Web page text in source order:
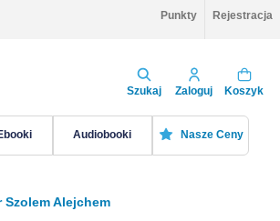
Punkty Rejestracja
Szukaj Zaloguj Koszyk
Audiobooki Nasze Ceny
Szolem Alejchem